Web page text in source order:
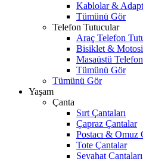
Kablolar &
Tümünü Gör
Telefon Tutucular
Araç Telefon
Bisiklet &
Masaüstü
Tümünü Gör
Tümünü Gör
Yaşam
Çanta
Sırt Çantaları
Çapraz Çantalar
Postacı & Omuz
Tote Çantalar
Seyahat Çantaları